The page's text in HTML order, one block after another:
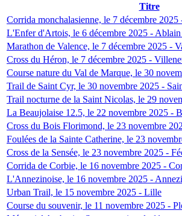
Titre
Corrida monchalasienne, le 7 décembre
L'Enfer d'Artois, le 6 décembre 2025 -
Marathon de Valence, le 7 décembre 2025 -
Cross du Héron, le 7 décembre 2025 -
Course nature du Val de Marque, le 30
Trail de Saint Cyr, le 30 novembre 2025 -
Trail nocturne de la Saint Nicolas, le 29
La Beaujolaise 12.5, le 22 novembre 2025 -
Cross du Bois Florimond, le 23 novembre
Foulées de la Sainte Catherine, le 23
Cross de la Sensée, le 23 novembre 2025 -
Corrida de Corbie, le 16 novembre 2025 -
L'Annezinoise, le 16 novembre 2025 -
Urban Trail, le 15 novembre 2025 - Lille
Course du souvenir, le 11 novembre 2025 -